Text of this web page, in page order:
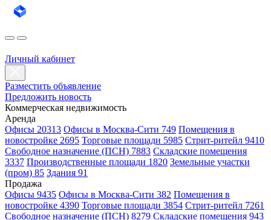
Личный кабинет
Разместить объявление
Предложить новость
Коммерческая недвижимость
Аренда
Офисы 20313 Офисы в Москва-Сити 749 Помещения в
новостройке 2695 Торговые площади 5985 Стрит-ритейл 9410
Свободное назначение (ПСН) 7883 Складские помещения
3337 Производственные площади 1820 Земельные участки
(пром) 85 Здания 91
Продажа
Офисы 9435 Офисы в Москва-Сити 382 Помещения в
новостройке 4390 Торговые площади 3854 Стрит-ритейл 7261
Свободное назначение (ПСН) 8279 Складские помещения 943